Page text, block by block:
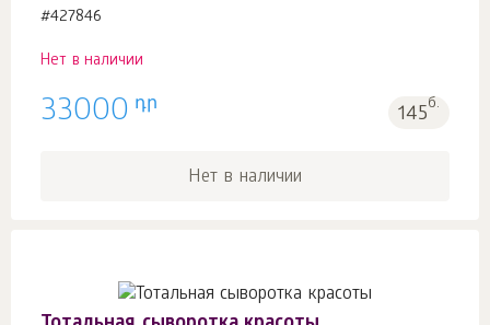
#427846
Нет в наличии
33000 դր 145б.
Нет в наличии